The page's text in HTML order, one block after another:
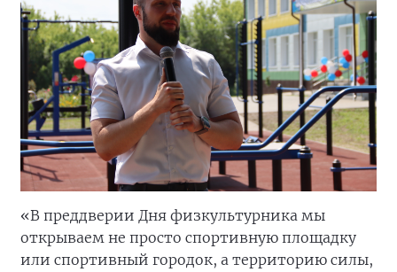
«В преддверии Дня физкультурника мы
открываем не просто спортивную площадку
или спортивный городок, а территорию силы,